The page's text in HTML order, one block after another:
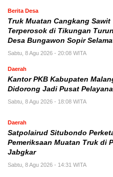
Berita Desa
Truk Muatan Cangkang Sawit
Terperosok di Tikungan
Desa Bungawon Sopir
Sabtu, 8 Agu 2026 - 20:08 WITA
Daerah
Kantor PKB Kabupaten
Didorong Jadi Pusat
Sabtu, 8 Agu 2026 - 18:08 WITA
Daerah
Satpolairud Situbondo
Pemeriksaan Muatan Truk di
Jabgkar
Sabtu, 8 Agu 2026 - 14:31 WITA